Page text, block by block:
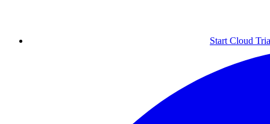
Start Cloud